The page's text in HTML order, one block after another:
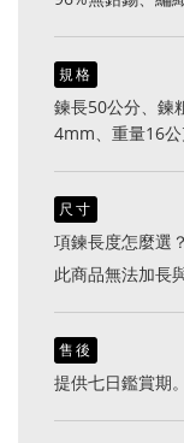
規格
鍊長50公分、鍊
4mm、重量16
尺寸
項鍊長度怎麼選？
此商品無法加長
售後
提供七日鑑賞期。